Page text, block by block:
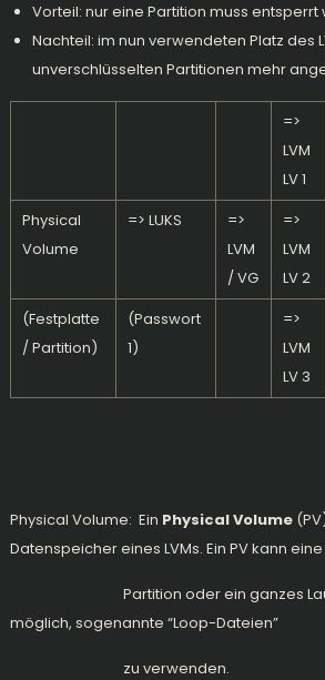
Vorteil: nur eine Partition muss entsperrt
Nachteil: im nun verwendeten Platz des
unverschlüsselten Partitionen mehr
=>
LVM
LV 1
Physical
Volume
=> LUKS
=>
LVM
/ VG
=>
LVM
LV 2
(Festplatte
/ Partition)
(Passwort
1)
=>
LVM
LV 3
Physical Volume: Ein Physical Volume
Datenspeicher eines LVMs. Ein PV kann eine
Partition oder ein ganzes
möglich, sogenannte “Loop-Dateien”
zu verwenden.